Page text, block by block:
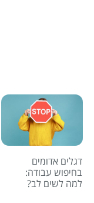
דגלים אדומים
בחיפוש עבודה:
למה לשים לב?